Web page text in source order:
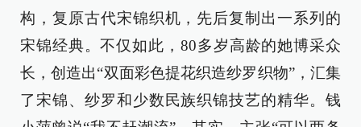
构，复原古代宋锦织机，先后复制出一系列的
宋锦经典。不仅如此，80多岁高龄的她博采众
长，创造出“双面彩色提花织造纱罗织物”，汇集
了宋锦、纱罗和少数民族织锦技艺的精华。钱